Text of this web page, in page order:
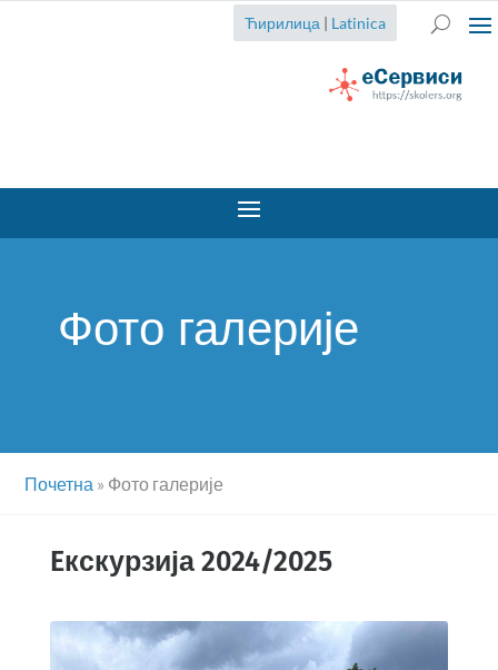
Ћирилица | Latinica
Фото галерије
Почетна » Фото галерије
Eкскурзија 2024/2025